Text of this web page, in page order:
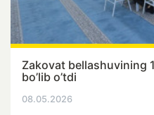
Zakovat bellashuvining
bo’lib o’tdi
08.05.2026